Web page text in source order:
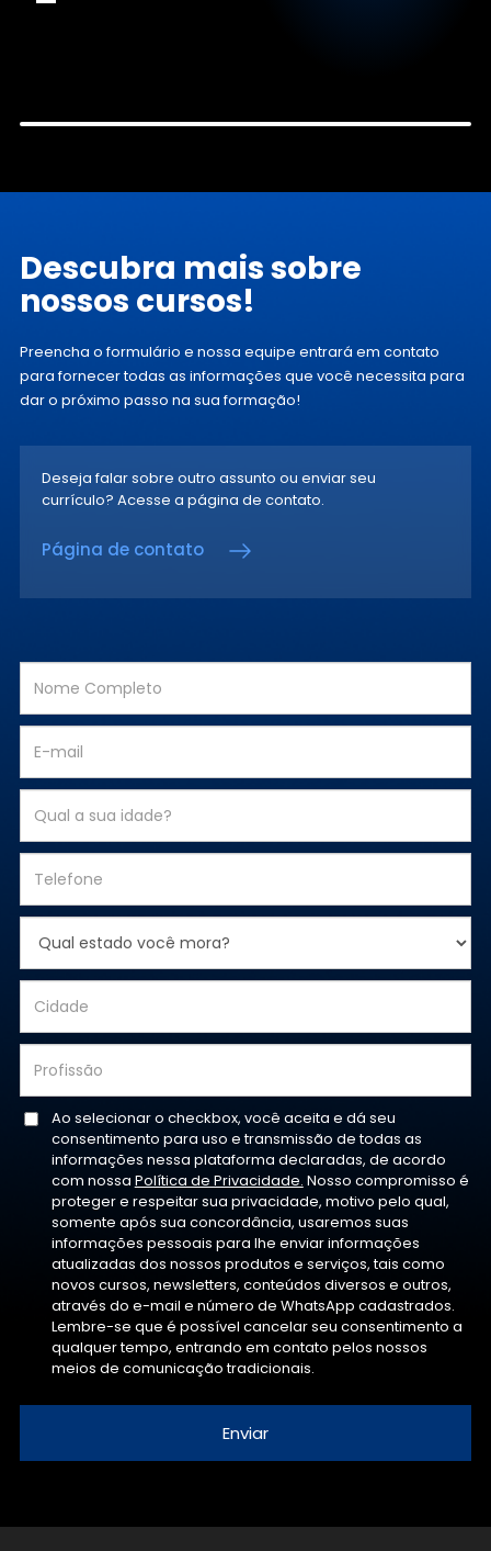
Descubra maissobre
nossos cursos!
Preencha o formulário e nossa equipe entrará em contato
parafornecer todas as informações que você necessita para
dar o próximo passo na sua formação!
Deseja falar sobre outro assunto ou enviar seu
currículo? Acesse a página de contato.
Página de contato
Ao selecionar o checkbox, você aceita e dá seu
consentimento para uso e transmissão de todas as
informações nessa plataforma declaradas, de acordo
com nossa Política de Privacidade. Nosso compromisso é
proteger e respeitar sua privacidade, motivo pelo qual,
somente após sua concordância, usaremos suas
informações pessoais para lhe enviar informações
atualizadas dos nossos produtos e serviços, tais como
novos cursos, newsletters, conteúdos diversos e outros,
através do e-mail e número de WhatsApp cadastrados.
Lembre-se que é possível cancelar seu consentimento a
qualquer tempo, entrando em contato pelos nossos
meios de comunicação tradicionais.